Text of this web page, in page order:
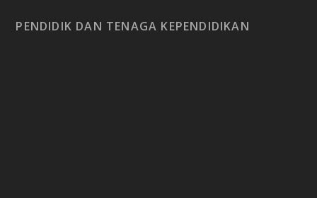
PENDIDIK DAN TENAGA KEPENDIDIKAN